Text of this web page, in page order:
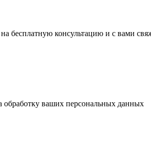
бесплатную консультацию и с вами
обработку ваших персональных данных